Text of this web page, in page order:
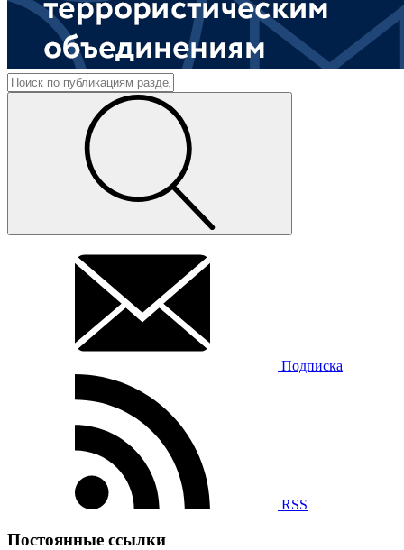
Подписка
RSS
Постоянные ссылки